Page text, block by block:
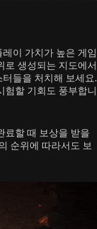
이 가치가 높은 게임
로 생성되는 지도에서
들을 처치해 보세요.
험할 기회도 풍부합니
료할 때 보상을 받을
순위에 따라서도 보